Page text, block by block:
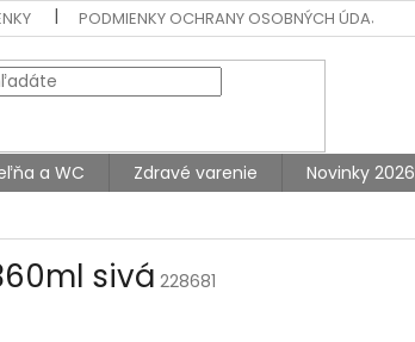
PODMIENKY OCHRANY OSOBNÝCH ÚDAJOV
a WC Zdravé varenie Novinky 2026
sivá 228681